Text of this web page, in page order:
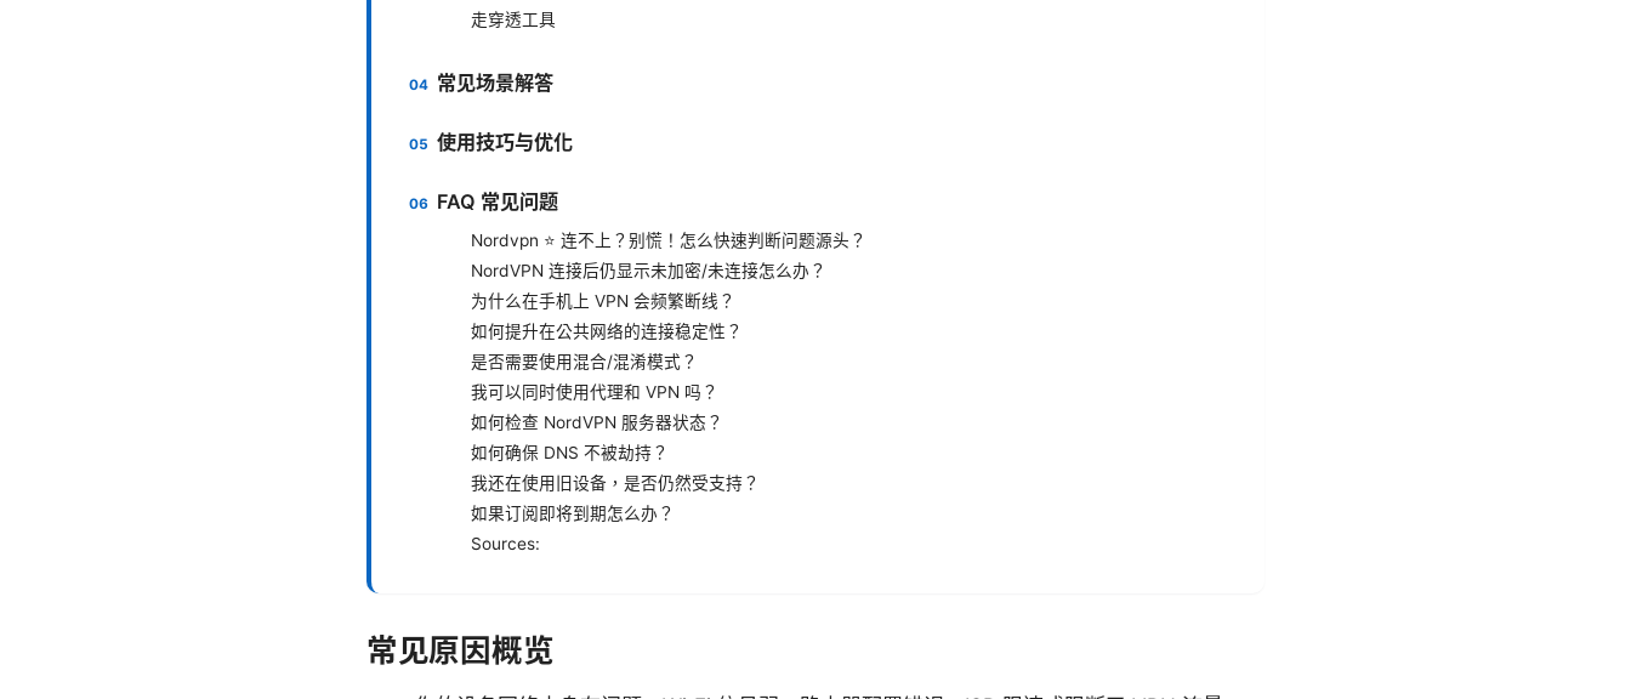
走穿透工具
常见场景解答
使用技巧与优化
FAQ 常见问题
Nordvpn ⭐ 连不上？别慌！怎么快速判断问题源头？
NordVPN 连接后仍显示未加密/未连接怎么办？
为什么在手机上 VPN 会频繁断线？
如何提升在公共网络的连接稳定性？
是否需要使用混合/混淆模式？
我可以同时使用代理和 VPN 吗？
如何检查 NordVPN 服务器状态？
如何确保 DNS 不被劫持？
我还在使用旧设备，是否仍然受支持？
如果订阅即将到期怎么办？
Sources:
常见原因概览